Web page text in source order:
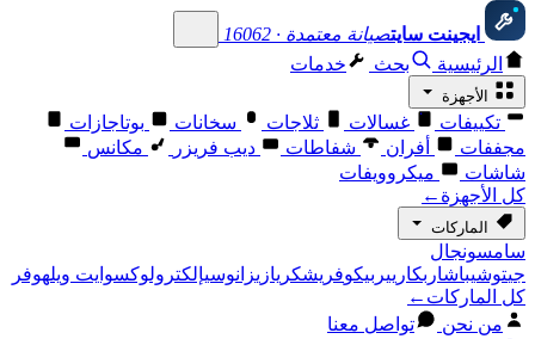
ايجينت سايتصيانة معتمدة · 16062
الرئيسية
بحث خدمات
الأجهزة
تكييفات غسالات ثلاجات سخانات
بوتاجازات
مجففات
أفران شفاطات ديب فريزر
مكانس
شاشات
ميكروويفات
كل الأجهزة ←
الماركات
سامسونجال
جيتوشيباشاربكاريير بيكوفريشكريازيزانوسيإلكترولوكسوايت ويلهوفر
كل الماركات ←
من نحن
تواصل معنا